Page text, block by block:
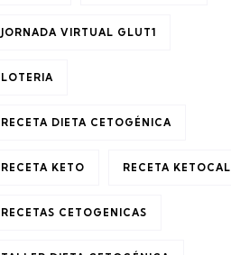
JORNADA VIRTUAL GLUT1
LOTERIA
RECETA DIETA CETOGÉNICA
RECETA KETO RECETA KETOCAL
RECETAS CETOGENICAS